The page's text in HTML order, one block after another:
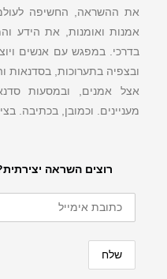
רוצים השראה
את ההשראה, החשיפה
אמנות ואומנות, את הידע
בדרכי. במפגש עם אנשים
ובצפיה בתערוכות, בסדנאות
אצל אמנים, ובמסעות
מעניינים. וכמובן, בכתיבה.